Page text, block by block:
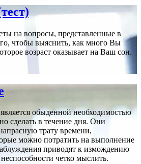
на вопросы, представленные в
чтобы выяснить, как много Вы
возраст оказывает на Ваш сон.
обыденной необходимостью
сделать в течение дня. Они
трату времени,
можно потратить на выполнение
приводят к измождению
четко мыслить.